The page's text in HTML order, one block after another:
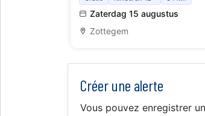
Absolutely Pawfect
Zaterdag 15 augustus
Zottegem
Créer une alerte
Vous pouvez enregistrer